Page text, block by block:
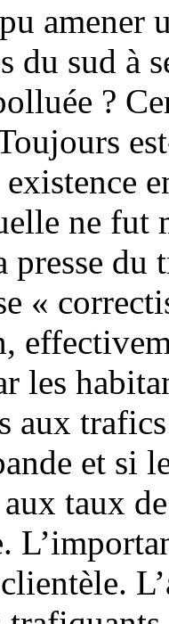
amener
du sud à
?
ne fut
presse
«
les
aux
et si
taux